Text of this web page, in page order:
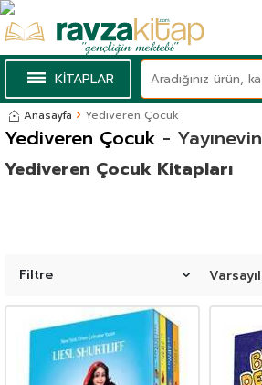
KİTAPLAR
Anasayfa Yediveren Çocuk
-
Yediveren Çocuk
Yediveren Çocuk Kitapları
Filtre